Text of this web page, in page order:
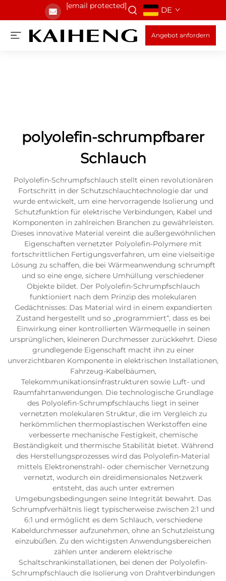
[email protected] DE
Angebot anfordern
polyolefin-schrumpfbarer
Schlauch
Polyolefin-Schrumpfschlauch stellt einen revolutionären
Fortschritt in der Schutzschlauchtechnologie dar und
wurde entwickelt, um eine hervorragende Isolierung und
Schutzfunktion für elektrische Verbindungen, Kabel und
Komponenten in zahlreichen Branchen zu gewährleisten.
Dieses innovative Material vereint die außergewöhnlichen
Eigenschaften vernetzter Polyolefin-Polymere mit
fortschrittlichen Fertigungsverfahren, um eine vielseitige
Lösung zu schaffen, die bei Wärmeanwendung schrumpft
und so eine enge, sichere Umhüllung verschiedener
Objekte bildet. Der Polyolefin-Schrumpfschlauch
funktioniert nach dem Prinzip des molekularen
Gedächtnisses: Das Material wird in einem expandierten
Zustand hergestellt und so „programmiert“, dass es bei
Einwirkung einer kontrollierten Wärmequelle in seinen
ursprünglichen, kleineren Durchmesser zurückkehrt. Diese
grundlegende Eigenschaft macht ihn zu einer
unverzichtbaren Komponente in elektrischen Installationen,
Fahrzeug-Kabelbäumen,
Telekommunikationsinfrastrukturen sowie Luft- und
Raumfahrtanwendungen. Die technologische Grundlage
des Polyolefin-Schrumpfschlauchs liegt in seiner
vernetzten molekularen Struktur, die im Vergleich zu
herkömmlichen thermoplastischen Werkstoffen eine
verbesserte mechanische Festigkeit, chemische
Beständigkeit und thermische Stabilität bietet. Während
des Herstellungsprozesses wird das Polyolefin-Material
mittels Elektronenstrahl- oder chemischer Vernetzung
vernetzt, wodurch ein dreidimensionales Netzwerk
entsteht, das auch unter extremen
Umgebungsbedingungen seine Integrität bewahrt. Das
Schrumpfverhältnis liegt typischerweise zwischen 2:1 und
6:1 und ermöglicht es dem Schlauch, verschiedene
Kabeldurchmesser aufzunehmen, ohne an Schutzleistung
einzubüßen. Zu den wichtigsten Anwendungsbereichen
zählen unter anderem elektrische
Schaltschrankinstallationen, bei denen der Polyolefin-
Schrumpfschlauch die Isolierung von Drahtverbindungen